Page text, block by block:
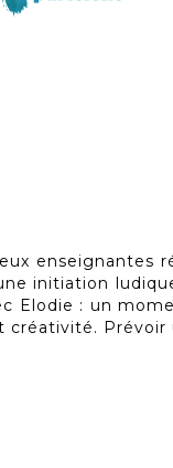
enseignantes
initiation
Elodie : un
Prévoir